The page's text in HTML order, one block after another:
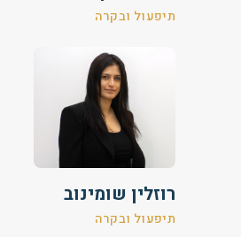
תיפעול ובקרה
רוזלין שומינוב
תיפעול ובקרה